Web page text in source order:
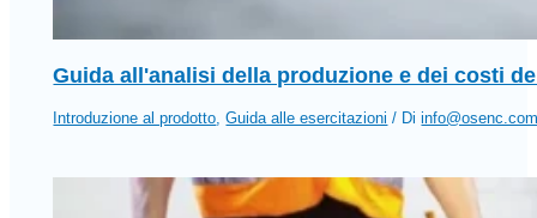
Guida all'analisi della produzione e dei costi
Introduzione al prodotto,Guida alle esercitazioni / Di